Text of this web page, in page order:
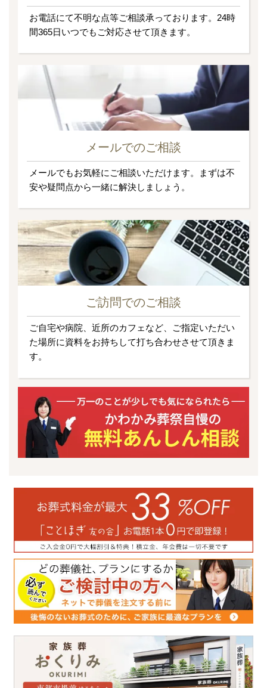
お電話にて不明な点等ご相談承っております。24時
間365日いつでもご対応させて頂きます。
メールでのご相談
メールでもお気軽にご相談いただけます。まずは不
安や疑問点から一緒に解決しましょう。
ご訪問でのご相談
ご自宅や病院、近所のカフェなど、ご指定いただい
た場所に資料をお持ちして打ち合わせさせて頂きま
す。